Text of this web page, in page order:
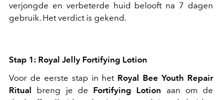
verjongde en verbeterde huid belooft na 7 dagen
gebruik. Het verdict is gekend.
Stap 1: Royal Jelly Fortifying Lotion
Voor de eerste stap in het Royal Bee Youth Repair
Ritual breng je de Fortifying Lotion aan om de